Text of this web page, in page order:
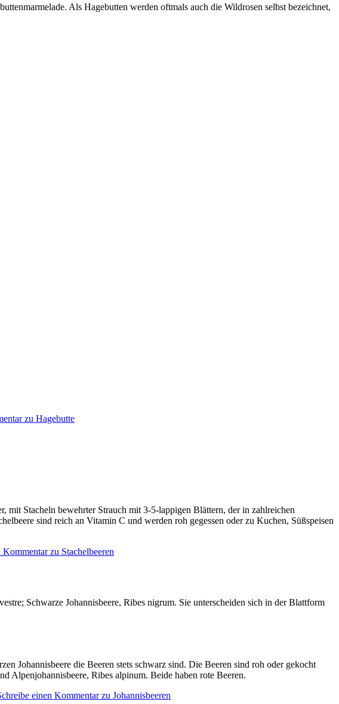
Als Hagebutten werden oftmals auch die Wildrosen selbst bezeichnet,
zu Hagebutte
mit Stacheln bewehrter Strauch mit 3-5-lappigen Blättern, der in zahlreichen
sind reich an Vitamin C und werden roh gegessen oder zu Kuchen, Süßspeisen
Kommentarzu Stachelbeeren
Schwarze Johannisbeere, Ribes nigrum. Sie unterscheiden sich in der Blattform
Johannisbeere die Beeren stets schwarz sind. Die Beeren sind roh oder gekocht
Alpenjohannisbeere, Ribes alpinum. Beide haben rote Beeren.
einen Kommentarzu Johannisbeeren